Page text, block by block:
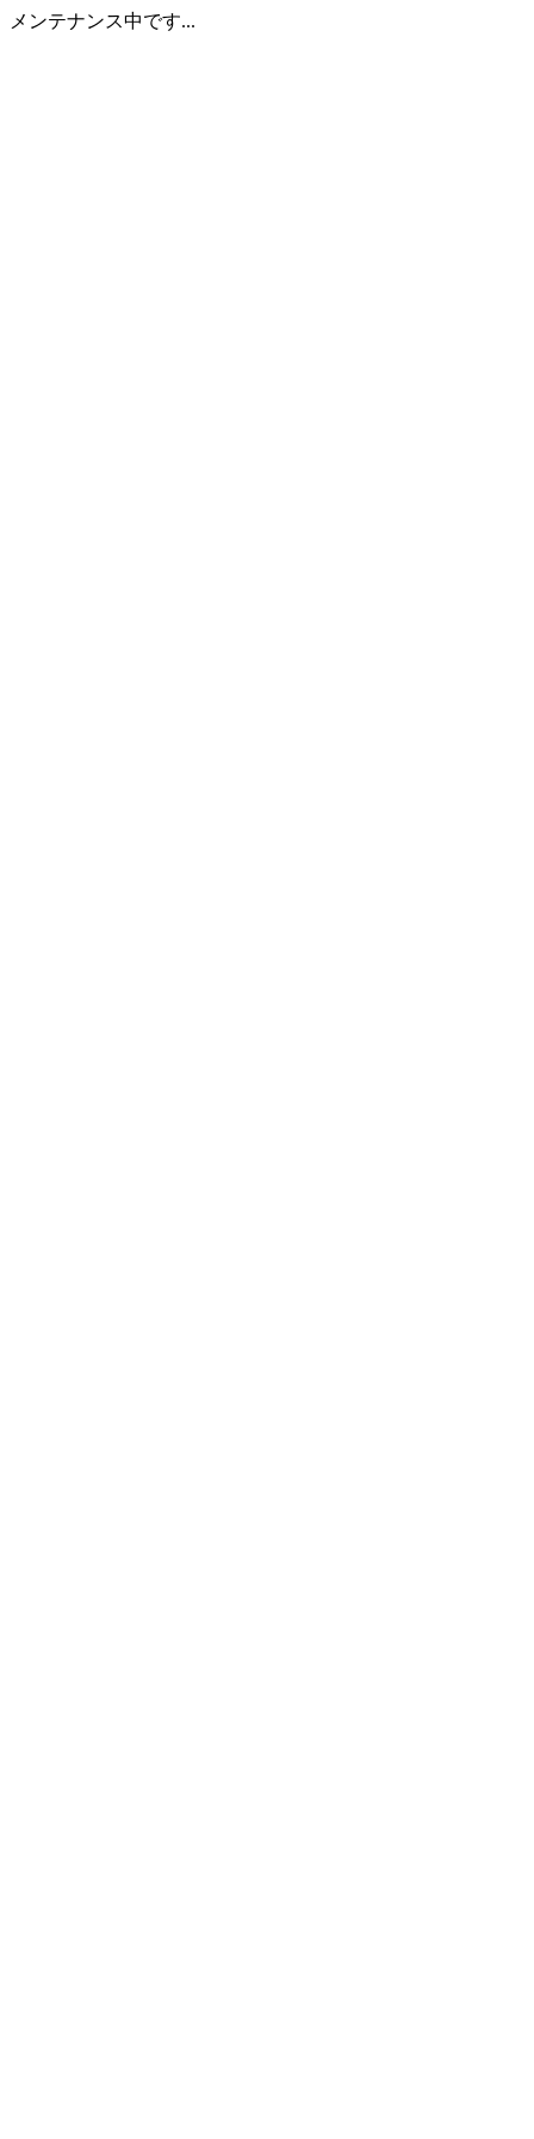
メンテナンス中です...